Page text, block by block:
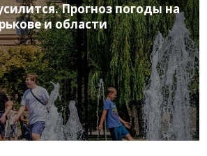
Прогноз погоды на
и области